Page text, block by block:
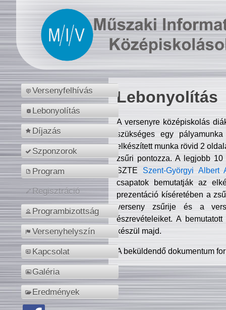
Versenyfelhívás
Lebonyolítás
Díjazás
Szponzorok
Program
Regisztráció
Programbizottság
Versenyhelyszín
Kapcsolat
Galéria
Eredmények
Lebonyolítás
A versenyre középiskolás
szükséges egy
elkészített munka rövid 2
zsűri pontozza. A legjobb
SZTE Szent-Györgyi Albert
csapatok bemutatják az
prezentáció kíséretében a
verseny zsűrije és a
észrevételeiket. A
készül majd.
A beküldendő dokumentum